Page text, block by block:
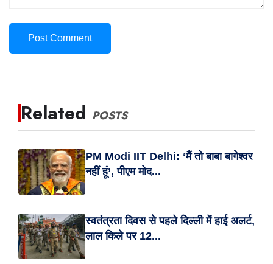
Post Comment
Related POSTS
PM Modi IIT Delhi: ‘मैं तो बाबा बागेश्वर
नहीं हूं’, पीएम मोद...
स्वतंत्रता दिवस से पहले दिल्ली में हाई अलर्ट,
लाल किले पर 12...